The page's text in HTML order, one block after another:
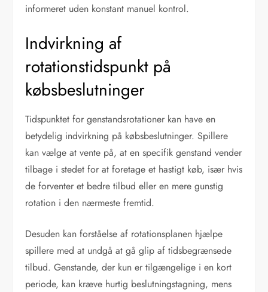
informeret uden konstant manuel kontrol.
Indvirkning af
rotationstidspunkt på
købsbeslutninger
Tidspunktet for genstandsrotationer kan have en
betydelig indvirkning på købsbeslutninger. Spillere
kan vælge at vente på, at en specifik genstand vender
tilbage i stedet for at foretage et hastigt køb, især hvis
de forventer et bedre tilbud eller en mere gunstig
rotation i den nærmeste fremtid.
Desuden kan forståelse af rotationsplanen hjælpe
spillere med at undgå at gå glip af tidsbegrænsede
tilbud. Genstande, der kun er tilgængelige i en kort
periode, kan kræve hurtig beslutningstagning, mens